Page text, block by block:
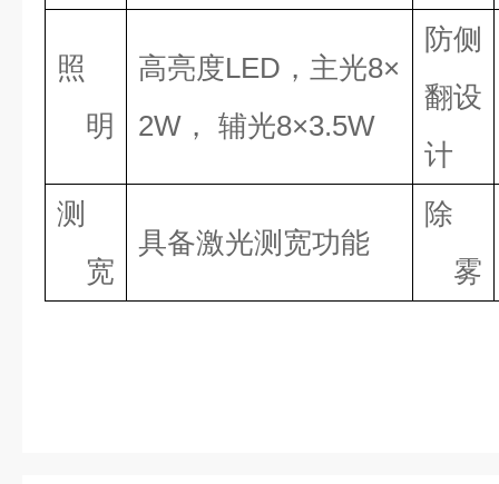
照
明
高亮度LED，主光8×
2W， 辅光8×3.5W
防侧
翻设
计
测
宽
具备激光测宽功能
除
雾